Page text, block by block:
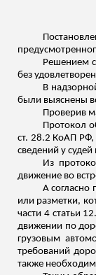
Решением
без
В
были выяснены
Проверив
Протокол
ст. 28.2 КоАП РФ,
сведений у
Из
движение во
А согласно
или разметки,
части 4 статьи
движении по
грузовым
требований
также